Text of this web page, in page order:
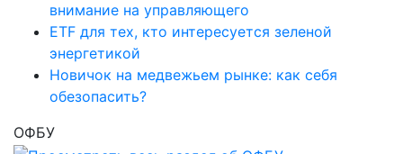
внимание на управляющего
ETF для тех, кто интересуется зеленой
энергетикой
Новичок на медвежьем рынке: как себя
обезопасить?
ОФБУ